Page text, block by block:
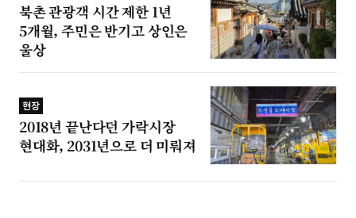
북촌 관광객 시간 제한 1년
5개월, 주민은 반기고 상인은
울상
현장
2018년 끝난다던 가락시장
현대화, 2031년으로 더 미뤄져